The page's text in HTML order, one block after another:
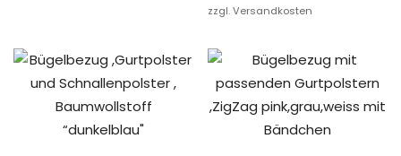
zzgl. Versandkosten